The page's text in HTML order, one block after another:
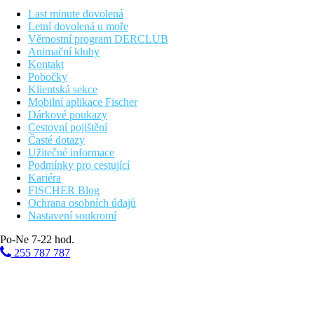
25 km
Vzdálenost od nejbližšího letiště
Fotogalerie
Last minute dovolená
Letní dovolená u moře
Věrnostní program DERCLUB
Animační kluby
Kontakt
Pobočky
Klientská sekce
Mobilní aplikace Fischer
Dárkové poukazy
Cestovní pojištění
Časté dotazy
Užitečné informace
Podmínky pro cestující
Kariéra
FISCHER Blog
Ochrana osobních údajů
Nastavení soukromí
Po-Ne 7-22 hod.
255 787 787